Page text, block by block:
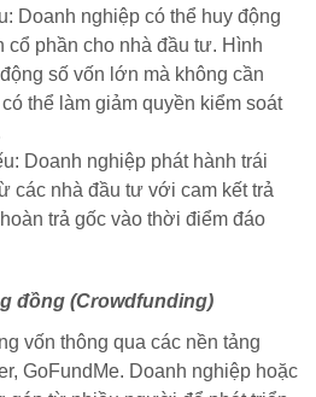
Doanh nghiệp có thể huy động
cổ phần cho nhà đầu tư. Hình
số vốn lớn mà không cần
thể làm giảm quyền kiểm soát
Doanh nghiệp phát hành trái
các nhà đầu tư với cam kết trả
trả gốc vào thời điểm đáo
đồng (Crowdfunding)
vốn thông qua các nền tảng
GoFundMe. Doanh nghiệp hoặc